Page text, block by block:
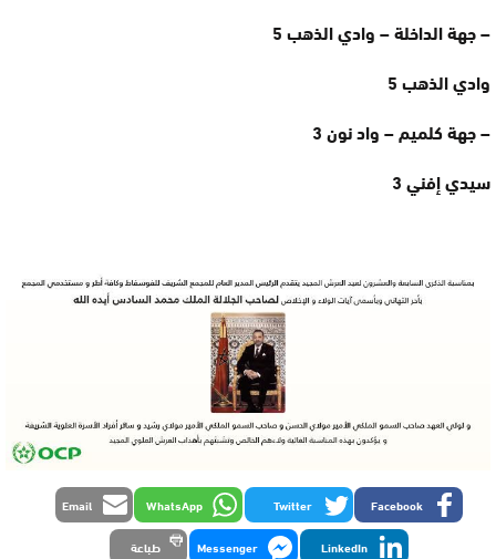
– جهة الداخلة – وادي الذهب 5
وادي الذهب 5
– جهة كلميم – واد نون 3
سيدي إفني 3
Facebook
Twitter
WhatsApp
Email
LinkedIn
Messenger طباعة